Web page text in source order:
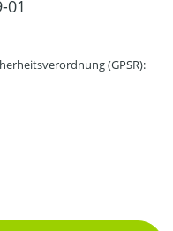
01
(GPSR):